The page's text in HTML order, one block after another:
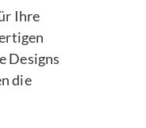
Ihre
Designs
die